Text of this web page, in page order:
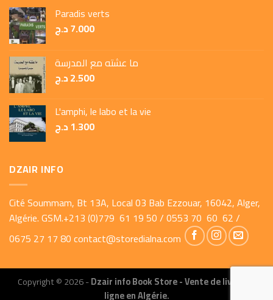
Paradis verts
7.000د.ج
ما عشته مع المدرسة
2.500د.ج
L'amphi, le labo et la vie
1.300د.ج
DZAIR INFO
Cité Soummam, Bt 13A, Local 03 Bab Ezzouar, 16042, Alger,
Algérie. GSM.+213 (0)779 61 19 50 / 0553 70 60 62 /
0675 27 17 80contact@storedialna.com
Copyright © 2026 -Dzair info Book Store - Vente de livres en
ligne en Algérie.